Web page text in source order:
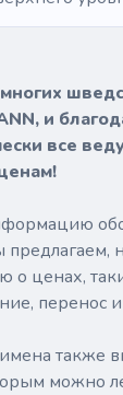
и
все
о ценах,
перенос и
также
можно